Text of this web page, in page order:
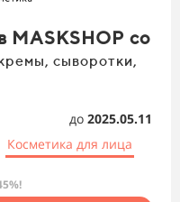
MASKSHOP со
сыворотки,
до 2025.05.11
Косметика для лица